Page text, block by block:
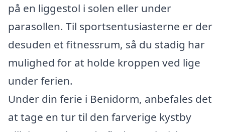
på en liggestol i solen eller under
parasollen. Til sportsentusiasterne er der
desuden et fitnessrum, så du stadig har
mulighed for at holde kroppen ved lige
under ferien.
Under din ferie i Benidorm, anbefales det
at tage en tur til den farverige kystby